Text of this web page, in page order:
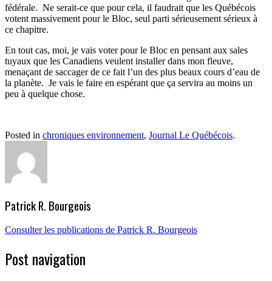
fédérale. Ne serait-ce que pour cela, il faudrait que les Québécois
votent massivement pour le Bloc, seul parti sérieusement sérieux à
ce chapitre.
En tout cas, moi, je vais voter pour le Bloc en pensant aux sales
tuyaux que les Canadiens veulent installer dans mon fleuve,
menaçant de saccager de ce fait l’un des plus beaux cours d’eau de
la planète. Je vais le faire en espérant que ça servira au moins un
peu à quelque chose.
Posted in chroniques environnement, Journal Le Québécois.
Patrick R. Bourgeois
Consulter les publications de Patrick R. Bourgeois
Post navigation